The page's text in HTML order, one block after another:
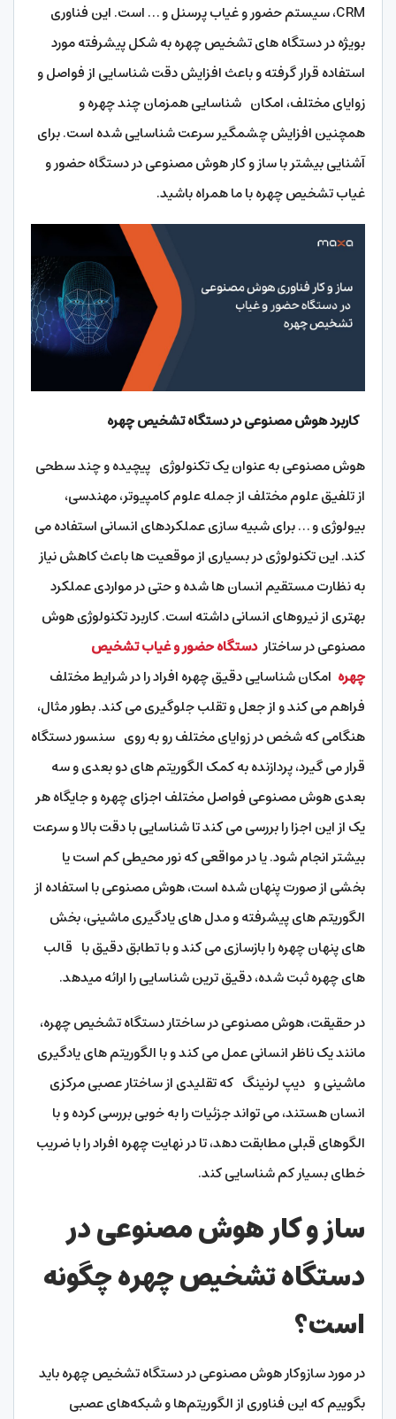
CRM، سیستم حضور و غیاب پرسنل و … است. این فناوری
بویژه در دستگاه های تشخیص چهره به شکل پیشرفته مورد
استفاده قرار گرفته و باعث افزایش دقت شناسایی از فواصل و
زوایای مختلف، امکان شناسایی همزمان چند چهره و
همچنین افزایش چشمگیر سرعت شناسایی شده است. برای
آشنایی بیشتر با ساز و کار هوش مصنوعی در دستگاه حضور و
غیاب تشخیص چهره با ما همراه باشید.
کاربرد هوش مصنوعی در دستگاه تشخیص چهره
هوش مصنوعی به عنوان یک تکنولوژی پیچیده و چند سطحی
از تلفیق علوم مختلف از جمله علوم کامپیوتر، مهندسی،
بیولوژی و … برای شبیه سازی عملکردهای انسانی استفاده می
کند. این تکنولوژی در بسیاری از موقعیت ها باعث کاهش نیاز
به نظارت مستقیم انسان ها شده و حتی در مواردی عملکرد
بهتری از نیروهای انسانی داشته است. کاربرد تکنولوژی هوش
مصنوعی در ساختاردستگاه حضور و غیاب تشخیص
چهره امکان شناسایی دقیق چهره افراد را در شرایط مختلف
فراهم می کند و از جعل و تقلب جلوگیری می کند. بطور مثال،
هنگامی که شخص در زوایای مختلف رو به روی سنسور دستگاه
قرار می گیرد، پردازنده به کمک الگوریتم های دو بعدی و سه
بعدی هوش مصنوعی فواصل مختلف اجزای چهره و جایگاه هر
یک از این اجزا را بررسی می کند تا شناسایی با دقت بالا و سرعت
بیشتر انجام شود. یا در مواقعی که نور محیطی کم است یا
بخشی از صورت پنهان شده است، هوش مصنوعی با استفاده از
الگوریتم های پیشرفته و مدل های یادگیری ماشینی، بخش
های پنهان چهره را بازسازی می کند و با تطابق دقیق با قالب
های چهره ثبت شده، دقیق ترین شناسایی را ارائه میدهد.
در حقیقت، هوش مصنوعی در ساختار دستگاه تشخیص چهره،
مانند یک ناظر انسانی عمل می کند و با الگوریتم های یادگیری
ماشینی و دیپ لرنینگ که تقلیدی از ساختار عصبی مرکزی
انسان هستند، می تواند جزئیات را به خوبی بررسی کرده و با
الگوهای قبلی مطابقت دهد، تا در نهایت چهره افراد را با ضریب
خطای بسیار کم شناسایی کند.
ساز و کار هوش مصنوعی در
دستگاه تشخیص چهره چگونه
است؟
در مورد سازوکار هوش مصنوعی در دستگاه تشخیص چهره باید
بگوییم که این فناوری از الگوریتم‌ها و شبکه‌های عصبی